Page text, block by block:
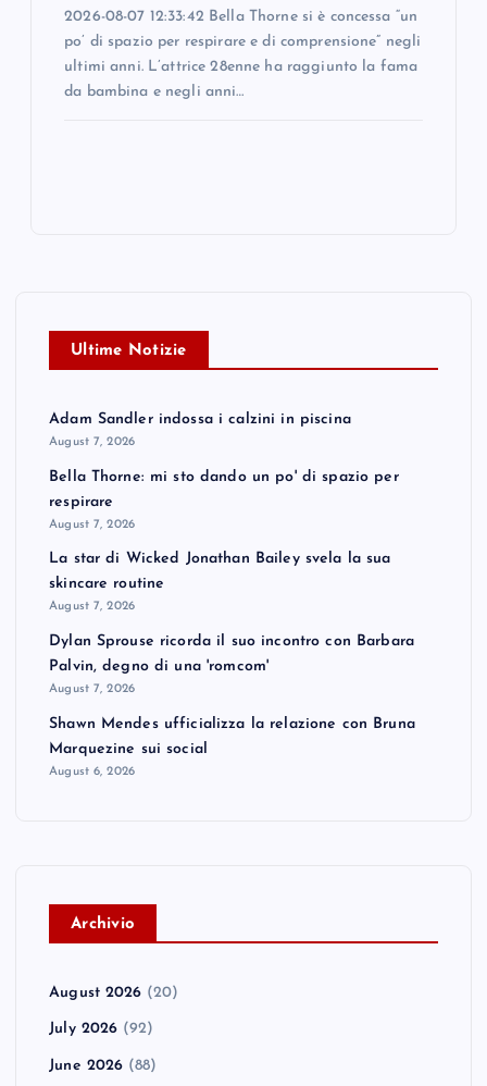
2026-08-07 12:33:42 Bella Thorne si è concessa “un
po’ di spazio per respirare e di comprensione” negli
ultimi anni. L’attrice 28enne ha raggiunto la fama
da bambina e negli anni…
Ultime Notizie
Adam Sandler indossa i calzini in piscina
August 7, 2026
Bella Thorne: mi sto dando un po' di spazio per
respirare
August 7, 2026
La star di Wicked Jonathan Bailey svela la sua
skincare routine
August 7, 2026
Dylan Sprouse ricorda il suo incontro con Barbara
Palvin, degno di una 'romcom'
August 7, 2026
Shawn Mendes ufficializza la relazione con Bruna
Marquezine sui social
August 6, 2026
Archivio
August 2026 (20)
July 2026 (92)
June 2026 (88)